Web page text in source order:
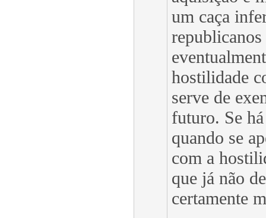
um caça
hostilidade
serve de
futuro. Se
quando se
com a
que já não
certamente